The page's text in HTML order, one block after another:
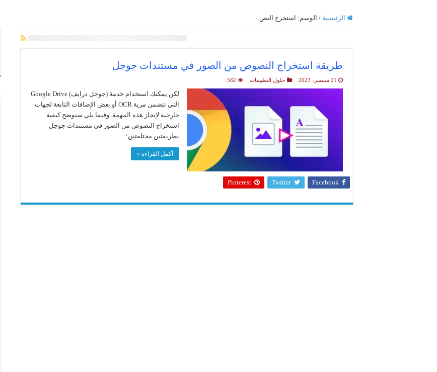
الرئيسية / الوسم: استخرج النص
طريقة استخراج النصوص من الصور في مستندات جوجل
21 سبتمبر، 2023 حلول التطبيقات 582
لكن يمكنك استخدام خدمة (جوجل درايف) Google Drive
التي تتضمن مزية OCR أو بعض الإضافات التابعة لجهات
خارجية لإنجاز هذه المهمة. وفيما يلي سنوضح كيفية
استخراج النصوص من الصور في مستندات جوجل
بطريقتين مختلفتين:
أكمل القراءة »
Facebook
Twitter
Pinterest